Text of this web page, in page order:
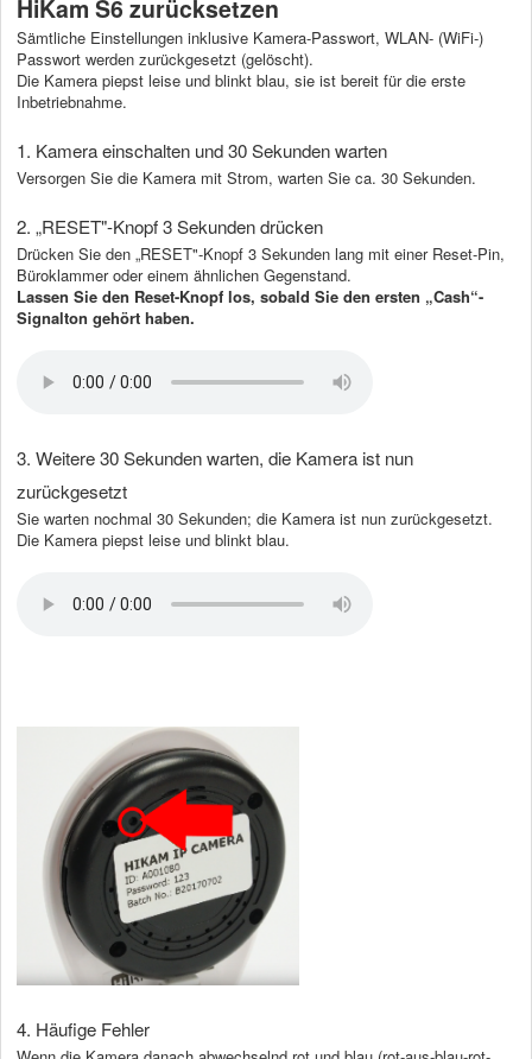
HiKam S6 zurücksetzen
Sämtliche Einstellungen inklusive Kamera-Passwort, WLAN- (WiFi-)
Passwort werden zurückgesetzt (gelöscht).
Die Kamera piepst leise und blinkt blau, sie ist bereit für die erste
Inbetriebnahme.
1. Kamera einschalten und 30 Sekunden warten
Versorgen Sie die Kamera mit Strom, warten Sie ca. 30 Sekunden.
2. „RESET"-Knopf 3 Sekunden drücken
Drücken Sie den „RESET"-Knopf 3 Sekunden lang mit einer Reset-Pin,
Büroklammer oder einem ähnlichen Gegenstand.
Lassen Sie den Reset-Knopf los, sobald Sie den ersten „Cash“-
Signalton gehört haben.
3. Weitere 30 Sekunden warten, die Kamera ist nun
zurückgesetzt
Sie warten nochmal 30 Sekunden; die Kamera ist nun zurückgesetzt.
Die Kamera piepst leise und blinkt blau.
4. Häufige Fehler